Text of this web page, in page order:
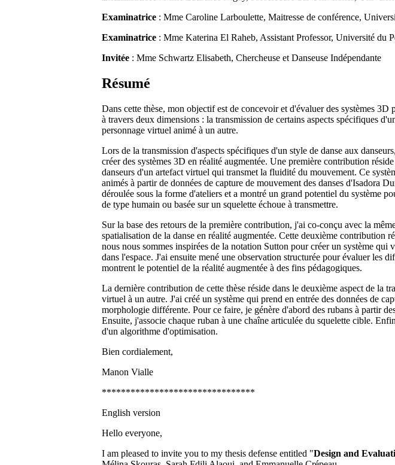
Examinatrice : Mme Caroline Larboulette, Maitresse de conférence,
Examinatrice : Mme Katerina El Raheb, Assistant Professor, Université du
Invitée : Mme Schwartz Elisabeth, Chercheuse et Danseuse Indépendante
Résumé
Dans cette thèse, mon objectif est de concevoir et d'évaluer des systèmes
à travers deux dimensions : la transmission de certains aspects spécifiques
personnage virtuel animé à un autre.
Lors de la transmission d'aspects spécifiques d'un style de danse aux
créer des systèmes 3D en réalité augmentée. Une première contribution
danseurs d'un artefact virtuel qui transmet la fluidité du mouvement. Ce
animés à partir de données de capture de mouvement des danses d'Isadora
déroulée sous la forme d'ateliers et a montré un grand potentiel du système
de type humain ou basée sur un squelette échoue à transmettre.
Sur la base des retours de la première contribution, j'ai co-conçu avec la
spatialisation de la danse en réalité augmentée. Cette deuxième contribution
nous nous sommes inspirées de la notation Sutton pour créer un système qui
dans l'espace. J'ai ensuite mené une observation structurée pour évaluer les
montrent le potentiel de la réalité augmentée à des fins pédagogiques.
La dernière contribution de cette thèse réside dans le deuxième aspect de la
virtuel à un autre. J'ai créé un système qui prend en entrée des données de
morphologie différente. Pour ce faire, je génère d'abord des rubans à partir
Ensuite, j'associe chaque ruban à une chaîne articulée du squelette cible.
d'un algorithme d'optimisation.
Bien cordialement,
Manon Vialle
********************************
English version
Hello everyone,
I am pleased to invite you to my thesis defense entitled "Design and